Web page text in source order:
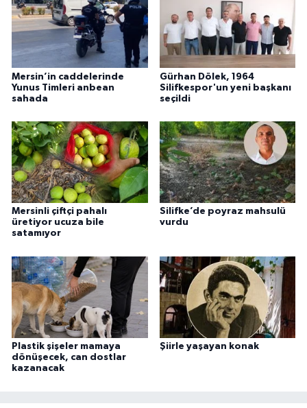
Mersin’in caddelerinde
Yunus Timleri anbean
sahada
Gürhan Dölek, 1964
Silifkespor'un yeni başkanı
seçildi
Mersinli çiftçi pahalı
üretiyor ucuza bile
satamıyor
Silifke’de poyraz mahsulü
vurdu
Plastik şişeler mamaya
dönüşecek, can dostlar
kazanacak
Şiirle yaşayan konak